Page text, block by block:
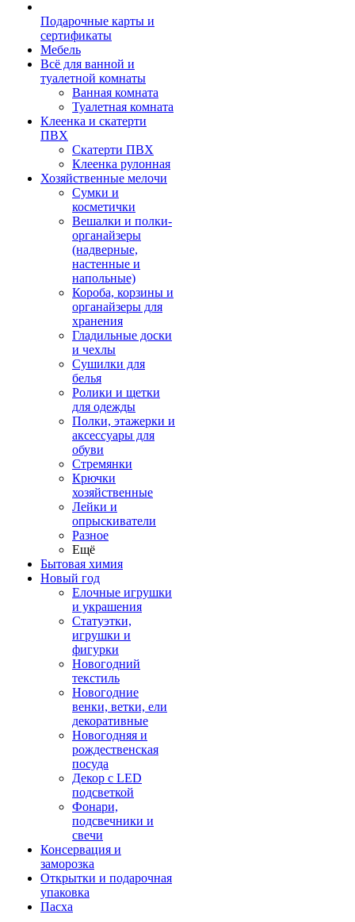
Подарочные карты и
сертификаты
Мебель
Всё для ванной и
туалетной комнаты
Ванная комната
Туалетная комната
Клеенка и скатерти
ПВХ
Скатерти ПВХ
Клеенка рулонная
Хозяйственные мелочи
Сумки и
косметички
Вешалки и полки-
органайзеры
(надверные,
настенные и
напольные)
Короба, корзины и
органайзеры для
хранения
Гладильные доски
и чехлы
Сушилки для
белья
Ролики и щетки
для одежды
Полки, этажерки и
аксессуары для
обуви
Стремянки
Крючки
хозяйственные
Лейки и
опрыскиватели
Разное
Ещё
Бытовая химия
Новый год
Елочные игрушки
и украшения
Статуэтки,
игрушки и
фигурки
Новогодний
текстиль
Новогодние
венки, ветки, ели
декоративные
Новогодняя и
рождественская
посуда
Декор с LED
подсветкой
Фонари,
подсвечники и
свечи
Консервация и
заморозка
Открытки и подарочная
упаковка
Пасха